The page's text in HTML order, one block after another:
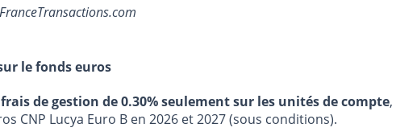
le fonds euros
frais de gestion de 0.30% seulement sur les unités de compte,
CNP Lucya Euro B en 2026 et 2027 (sous conditions).